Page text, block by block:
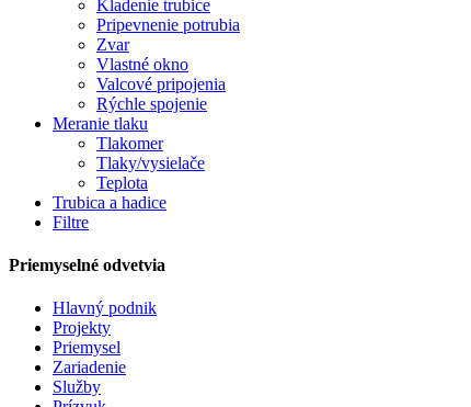
Kladenie trubice
Pripevnenie potrubia
Zvar
Vlastné okno
Valcové pripojenia
Rýchle spojenie
Meranie tlaku
Tlakomer
Tlaky/vysielače
Teplota
Trubica a hadice
Filtre
Priemyselné odvetvia
Hlavný podnik
Projekty
Priemysel
Zariadenie
Služby